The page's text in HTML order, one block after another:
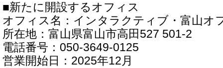
■新たに開設するオフィス
オフィス名：インタラクティブ・富山オ
所在地：富山県富山市高田527 501-2
電話番号：050-3649-0125
営業開始日：2025年12月